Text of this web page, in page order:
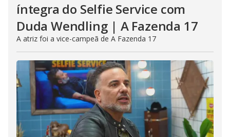
íntegra do Selfie Service com
Duda Wendling | A Fazenda 17
A atriz foi a vice-campeã de A Fazenda 17